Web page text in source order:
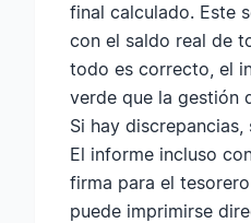
final calculado. Este
con el saldo real de
todo es correcto, el
verde que la gestión
Si hay
El informe incluso
firma para el
puede imprimirse